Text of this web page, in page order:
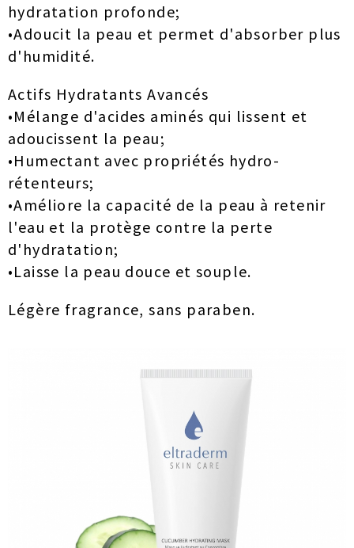
hydratation profonde;
•Adoucit la peau et permet d'absorber plus
d'humidité.
Actifs Hydratants Avancés
•Mélange d'acides aminés qui lissent et
adoucissent la peau;
•Humectant avec propriétés hydro-
rétenteurs;
•Améliore la capacité de la peau à retenir
l'eau et la protège contre la perte
d'hydratation;
•Laisse la peau douce et souple.
Légère fragrance, sans paraben.